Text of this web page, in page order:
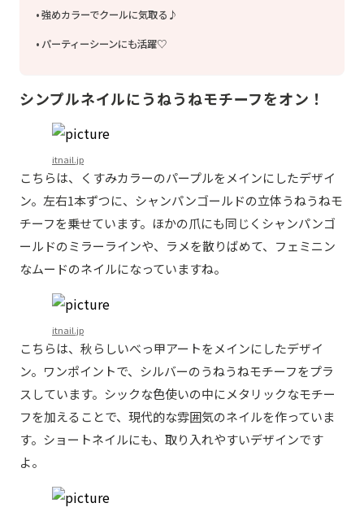
強めカラーでクールに気取る♪
パーティーシーンにも活躍♡
シンプルネイルにうねうねモチーフをオン！
itnail.jp
こちらは、くすみカラーのパープルをメインにしたデザイ
ン。左右1本ずつに、シャンパンゴールドの立体うねうねモ
チーフを乗せています。ほかの爪にも同じくシャンパンゴ
ールドのミラーラインや、ラメを散りばめて、フェミニン
なムードのネイルになっていますね。
itnail.jp
こちらは、秋らしいべっ甲アートをメインにしたデザイ
ン。ワンポイントで、シルバーのうねうねモチーフをプラ
スしています。シックな色使いの中にメタリックなモチー
フを加えることで、現代的な雰囲気のネイルを作っていま
す。ショートネイルにも、取り入れやすいデザインです
よ。